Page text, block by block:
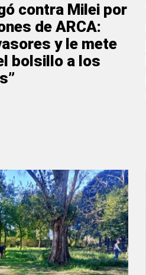
contra Milei por
de ARCA:
y le mete
bolsillo a los